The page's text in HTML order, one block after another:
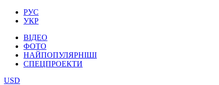
РУС
УКР
ВІДЕО
ФОТО
НАЙПОПУЛЯРНІШІ
СПЕЦПРОЕКТИ
USD